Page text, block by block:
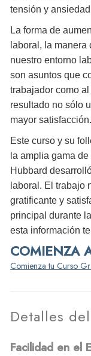
tensión y
La forma de
laboral, la
nuestro entorno
son asuntos que
trabajador como
resultado no sólo
mayor satisfacción.
Este curso y su
la amplia gama
Hubbard
laboral. El trabajo
gratificante y
principal durante
esta información
COMIENZA
Comienza tu Curso
Detalles
Facilidad en el